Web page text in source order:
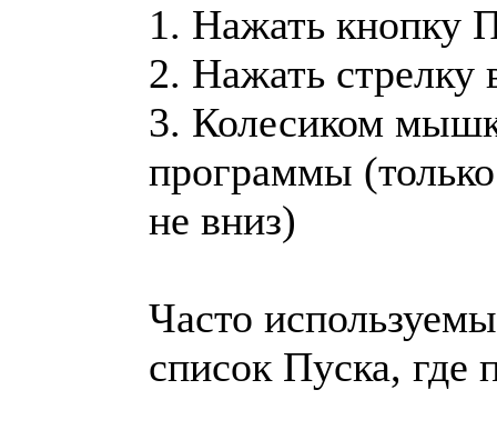
1. Нажать кнопку
2. Нажать стрелку
3. Колесиком
программы
не вниз)
Часто
список Пуска, где